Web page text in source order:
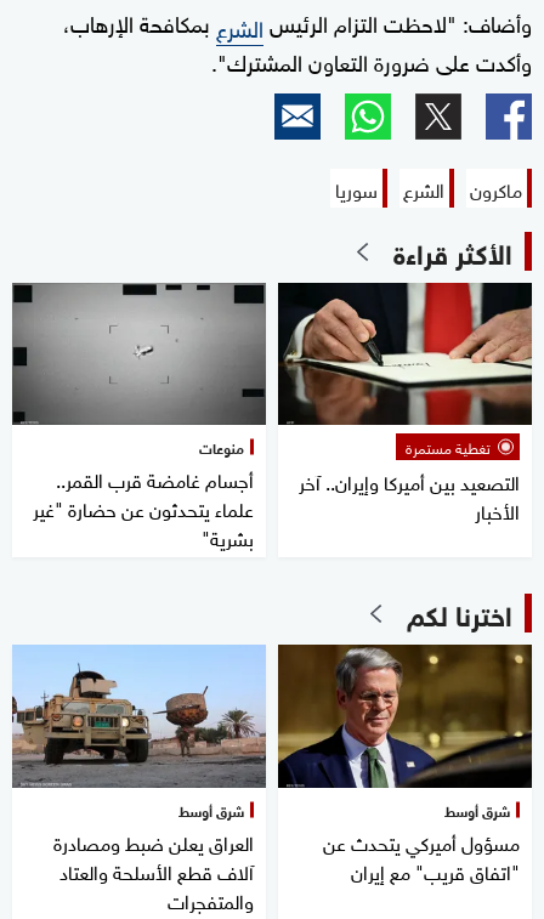
وأضاف: "لاحظت التزام الرئيسالشرع بمكافحة الإرهاب،
وأكدت على ضرورة التعاون المشترك".
ماكرون الشرع سوريا
الأكثر قراءة
تغطية مستمرة
التصعيد بين أميركا وإيران.. آخر
الأخبار
منوعات
أجسام غامضة قرب القمر..
علماء يتحدثون عن حضارة "غير
بشرية"
اخترنا لكم
شرق أوسط
مسؤول أميركي يتحدث عن
"اتفاق قريب" مع إيران
شرق أوسط
العراق يعلن ضبط ومصادرة
آلاف قطع الأسلحة والعتاد
والمتفجرات